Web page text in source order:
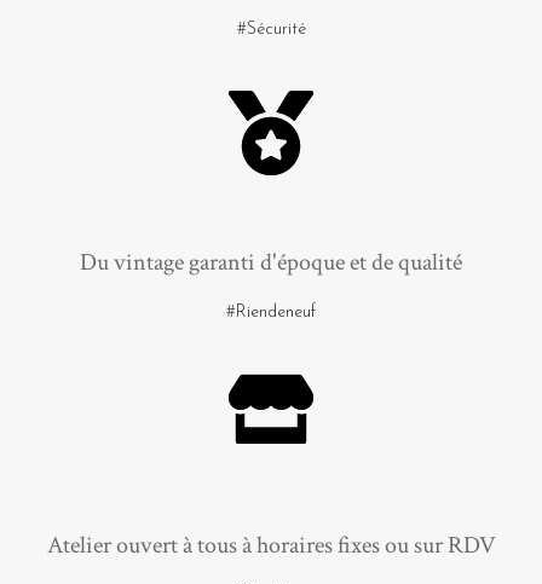
#Sécurité
Du vintage garanti d'époque et de qualité
#Riendeneuf
Atelier ouvert à tous à horaires fixes ou sur RDV